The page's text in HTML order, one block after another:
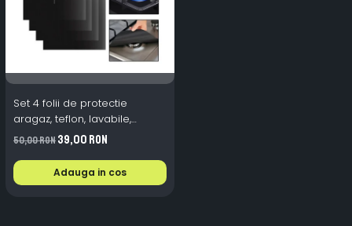
Set 4 folii de protectie
aragaz, teflon, lavabile,
reutilizabile, Negru/Gri
50,00 RON39,00 RON
Adauga in cos